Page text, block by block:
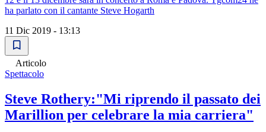
ha parlato con il cantante Steve Hogarth
11 Dic 2019 - 13:13
Articolo
Spettacolo
Steve Rothery:"Mi riprendo il passato dei
Marillion per celebrare la mia carriera"